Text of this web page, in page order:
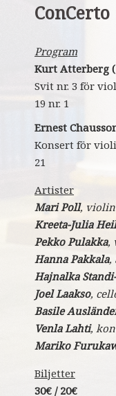
ConCerto
Program
Kurt Atterberg
Svit nr. 3 för
19 nr. 1
Ernest
Konsert för
21
Artister
Mari Poll, violin
Kreeta-Julia
Pekko Pulakka,
Hanna Pakkala,
Hajnalka
Joel Laakso,
Basile
Venla Lahti,
Mariko
Biljetter
30€ / 20€